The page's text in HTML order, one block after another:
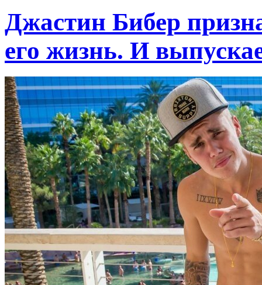
Джастин Бибер
его жизнь. И